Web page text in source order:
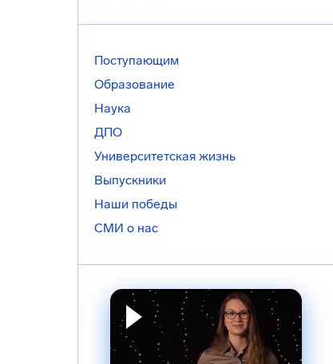
Поступающим
Образование
Наука
ДПО
Университетская жизнь
Выпускники
Наши победы
СМИ о нас